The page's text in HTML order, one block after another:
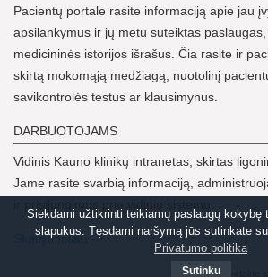
Siekdami užtikrinti teikiamų paslaugų kokybę
slapukus. Tęsdami naršymą jūs sutinkate
Privatumo politika
Sutinku
Pacientų portale rasite informaciją apie jau
apsilankymus ir jų metu suteiktas
medicininės istorijos išrašus. Čia rasite ir
skirtą mokomąją medžiagą, nuotolinį
savikontrolės testus ar klausimynus.
DARBUOTOJAMS
Vidinis Kauno klinikų intranetas, skirtas
Jame rasite svarbią informaciją,
Skaityti toliau ->